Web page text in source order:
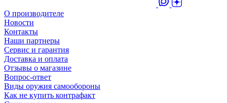
О производителе
Новости
Контакты
Наши партнеры
Сервис и гарантия
Доставка и оплата
Отзывы о магазине
Вопрос-ответ
Виды оружия самообороны
Как не купить контрафакт